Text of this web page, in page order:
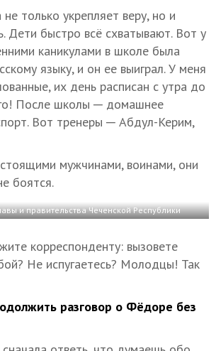
только укрепляет веру, но и
Дети быстро всё схватывают. Вот у
каникулами в школе была
языку, и он ее выиграл. У меня
их день расписан с утра до
После школы ─ домашнее
Вот тренеры ─ Абдул-Керим,
мужчинами, воинами, они
боятся.
и правительства Чеченской Республики
корреспонденту: вызовете
Не испугаетесь? Молодцы! Так
разговор о Фёдоре без